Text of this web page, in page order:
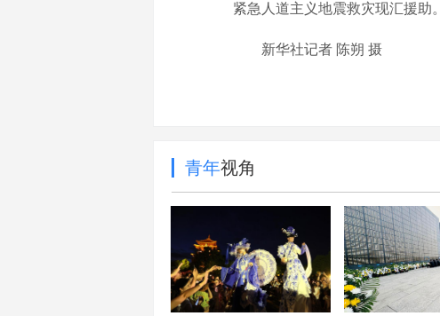
紧急人道主义地震救灾现汇援助。
新华社记者 陈朔 摄
青年视角